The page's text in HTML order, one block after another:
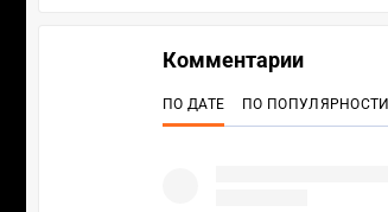
Комментарии
ПО ДАТЕ ПО ПОПУЛЯРНОСТИ